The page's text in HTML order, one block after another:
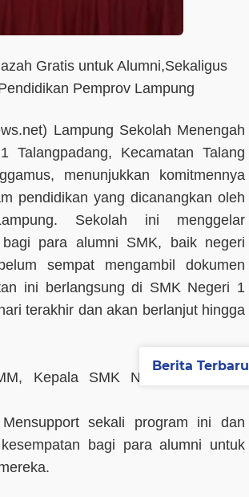
Gratis untuk Alumni,Sekaligus
Pemprov Lampung
Lampung Sekolah Menengah
Talangpadang, Kecamatan Talang
menunjukkan komitmennya
pendidikan yang dicanangkan oleh
Sekolah ini menggelar
para alumni SMK, baik negeri
sempat mengambil dokumen
ini berlangsung di SMK Negeri 1
terakhir dan akan berlanjut hingga
Kepala SMK Negeri 1 Talang
Mensupport sekali program ini dan
bagi para alumni untuk
Berita Terbaru